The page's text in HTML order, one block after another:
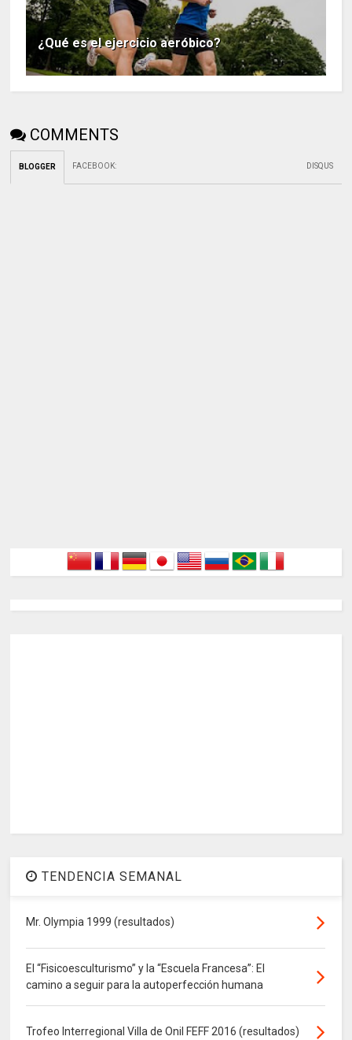
¿Qué es el ejercicio aeróbico?
COMMENTS
BLOGGER FACEBOOK: DISQUS
TENDENCIA SEMANAL
Mr. Olympia 1999 (resultados)
El “Fisicoesculturismo” y la “Escuela Francesa”: El
camino a seguir para la autoperfección humana
Trofeo Interregional Villa de Onil FEFF 2016 (resultados)